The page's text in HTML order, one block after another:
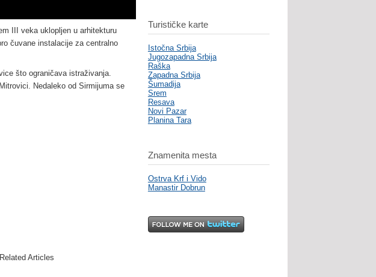
III veka uklopljen u arhitekturu
čuvane instalacije za centralno
što ograničava istraživanja.
Nedaleko od Sirmijuma se
Related Articles
Turističke karte
Istočna Srbija
Jugozapadna Srbija
Raška
Zapadna Srbija
Šumadija
Srem
Resava
Novi Pazar
Planina Tara
Znamenita mesta
Ostrva Krf i Vido
Manastir Dobrun